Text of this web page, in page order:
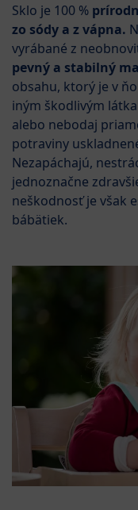
Sklo je 100 %
zo sódy a z vápna.
vyrábané z
pevný a stabilný
obsahu, ktorý je v
iným škodlivým
alebo nebodaj
potraviny
Nezapáchajú,
jednoznačne
neškodnosť je však
bábätiek.